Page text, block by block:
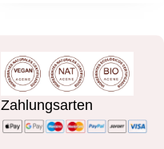
Zahlungsarten